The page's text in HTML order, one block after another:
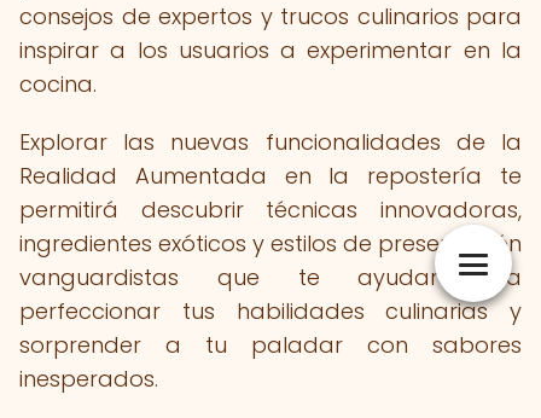
consejos de expertos y trucos culinarios para
inspirar a los usuarios a experimentar en la
cocina.
Explorar las nuevas funcionalidades de la
Realidad Aumentada en la repostería te
permitirá descubrir técnicas innovadoras,
ingredientes exóticos y estilos de presentación
vanguardistas que te ayudarán a
perfeccionar tus habilidades culinarias y
sorprender a tu paladar con sabores
inesperados.